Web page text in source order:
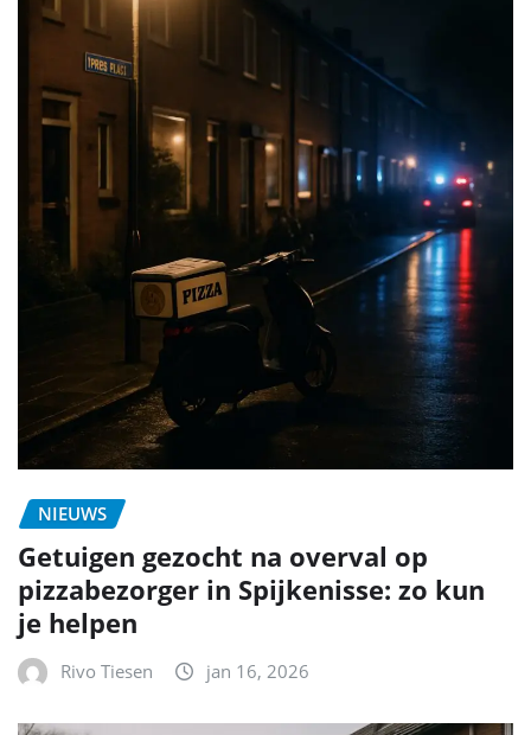
NIEUWS
Getuigen gezocht na overval op
pizzabezorger in Spijkenisse: zo kun
je helpen
Rivo Tiesen jan 16, 2026